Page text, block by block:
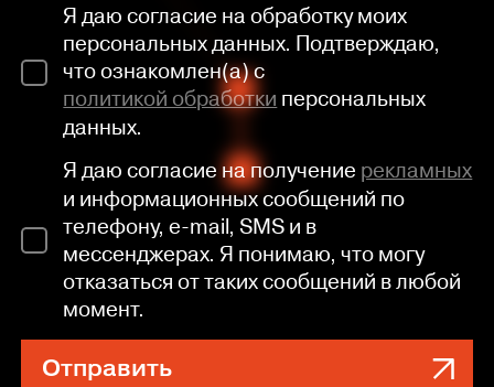
Я даю согласие на обработку моих
персональных данных. Подтверждаю,
что ознакомлен(а) с
политикой обработкиперсональных
данных.
Я даю согласие на получение рекламных
и информационных сообщений по
телефону, e-mail, SMS и в
мессенджерах. Я понимаю, что могу
отказаться от таких сообщений в любой
момент.
Отправить